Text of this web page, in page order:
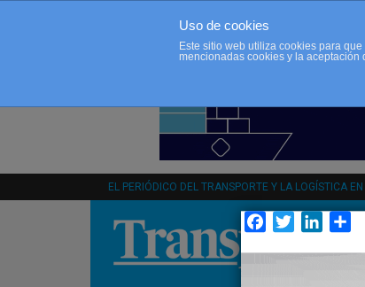
EL PERIÓDICO DEL TRANSPORTE Y LA LOGÍSTICA
Uso de cookies
Este sitio web utiliza cookies para
mencionadas cookies y la aceptación
Facebook
TwitterLinkedIn